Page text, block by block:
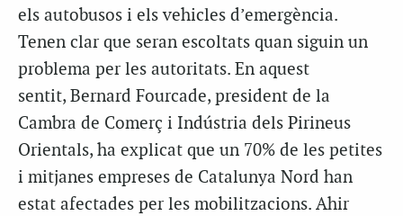
els autobusos i els vehicles d’emergència.
Tenen clar que seran escoltats quan siguin un
problema per les autoritats. En aquest
sentit, Bernard Fourcade, president de la
Cambra de Comerç i Indústria dels Pirineus
Orientals, ha explicat que un 70% de les petites
i mitjanes empreses de Catalunya Nord han
estat afectades per les mobilitzacions. Ahir